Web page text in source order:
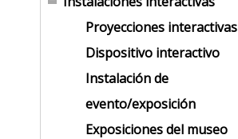
Proyecciones interactivas
Dispositivo interactivo
Instalación de
evento/exposición
Exposiciones del museo